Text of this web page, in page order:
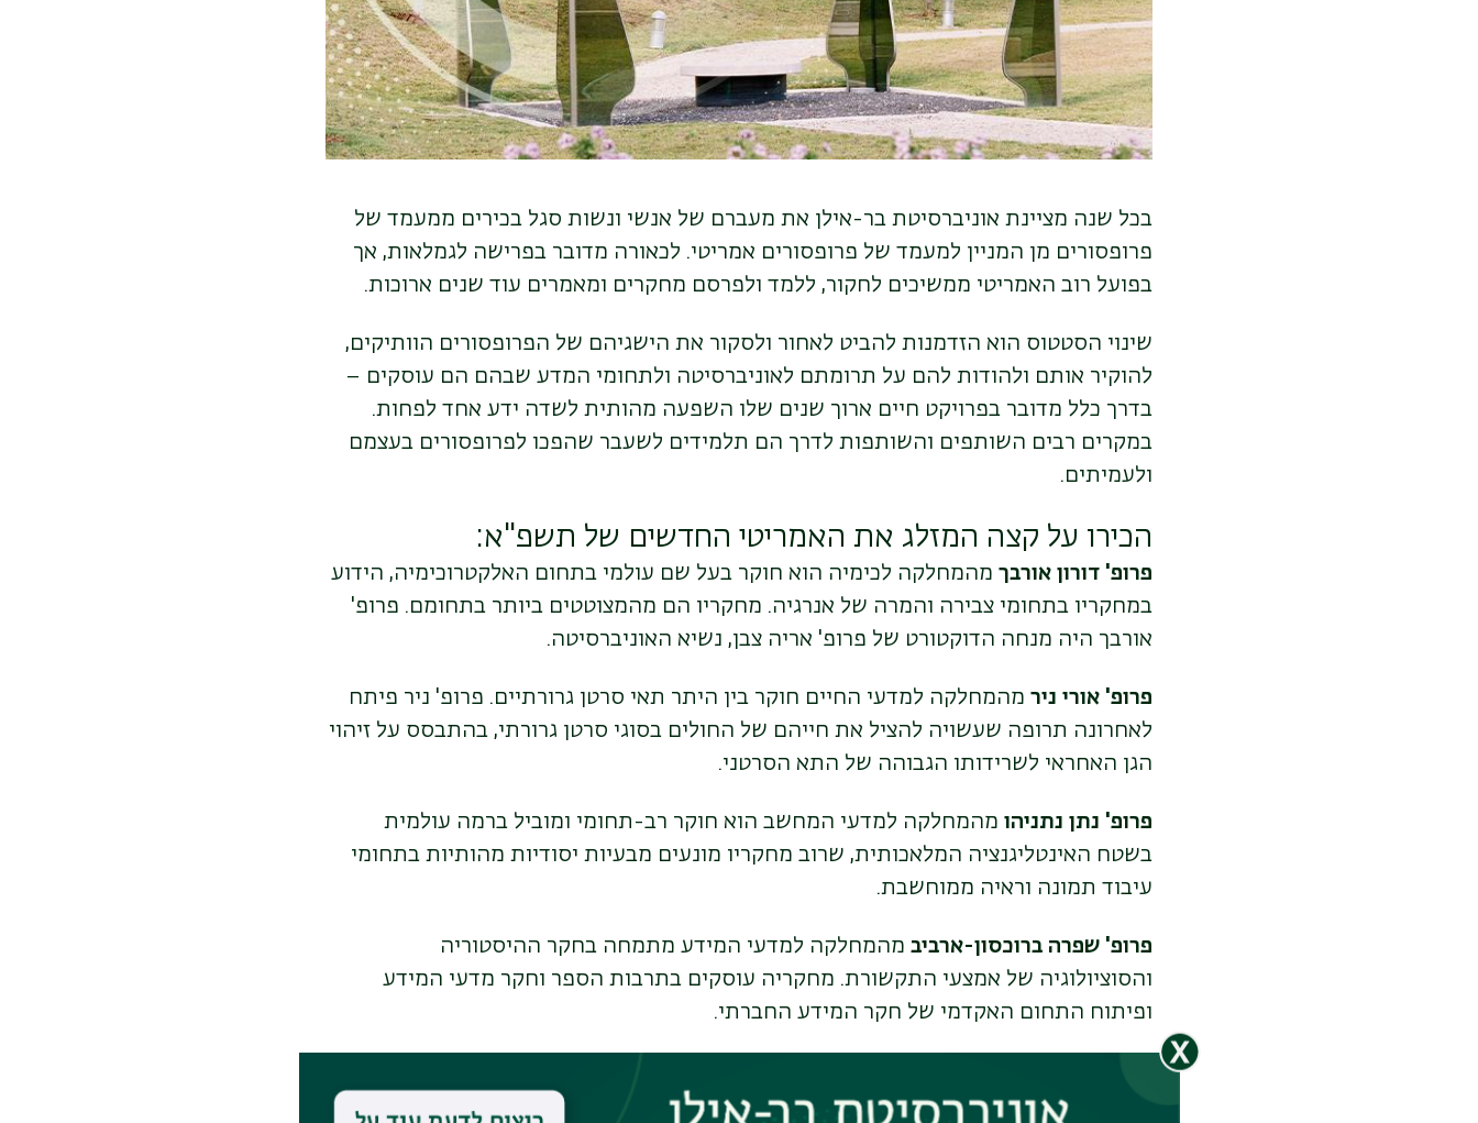
בכל שנה מציינת אוניברסיטת בר-אילן את מעברם של אנשי ונשות סגל בכירים ממעמד של
פרופסורים מן המניין למעמד של פרופסורים אמריטי. לכאורה מדובר בפרישה לגמלאות, אך
בפועל רוב האמריטי ממשיכים לחקור, ללמד ולפרסם מחקרים ומאמרים עוד שנים ארוכות.
שינוי הסטטוס הוא הזדמנות להביט לאחור ולסקור את הישגיהם של הפרופסורים הוותיקים,
להוקיר אותם ולהודות להם על תרומתם לאוניברסיטה ולתחומי המדע שבהם הם עוסקים –
בדרך כלל מדובר בפרויקט חיים ארוך שנים שלו השפעה מהותית לשדה ידע אחד לפחות.
במקרים רבים השותפים והשותפות לדרך הם תלמידים לשעבר שהפכו לפרופסורים בעצמם
ולעמיתים.
הכירו על קצה המזלג את האמריטי החדשים של תשפ"א:
פרופ' דורון אורבך מהמחלקה לכימיה הוא חוקר בעל שם עולמי בתחום האלקטרוכימיה, הידוע
במחקריו בתחומי צבירה והמרה של אנרגיה. מחקריו הם מהמצוטטים ביותר בתחומם. פרופ'
אורבך היה מנחה הדוקטורט של פרופ' אריה צבן, נשיא האוניברסיטה.
פרופ' אורי ניר מהמחלקה למדעי החיים חוקר בין היתר תאי סרטן גרורתיים. פרופ' ניר פיתח
לאחרונה תרופה שעשויה להציל את חייהם של החולים בסוגי סרטן גרורתי, בהתבסס על זיהוי
הגן האחראי לשרידותו הגבוהה של התא הסרטני.
פרופ' נתן נתניהו מהמחלקה למדעי המחשב הוא חוקר רב-תחומי ומוביל ברמה עולמית
בשטח האינטליגנציה המלאכותית, שרוב מחקריו מונעים מבעיות יסודיות מהותיות בתחומי
עיבוד תמונה וראיה ממוחשבת.
פרופ' שפרה ברוכסון-ארביב מהמחלקה למדעי המידע מתמחה בחקר ההיסטוריה
והסוציולוגיה של אמצעי התקשורת. מחקריה עוסקים בתרבות הספר וחקר מדעי המידע
ופיתוח התחום האקדמי של חקר המידע החברתי.
הספרדית בימי הביניים המאוחרים ובראשית העת החדשה בכלל ואת אנוסי ספרד ופורטוגל –